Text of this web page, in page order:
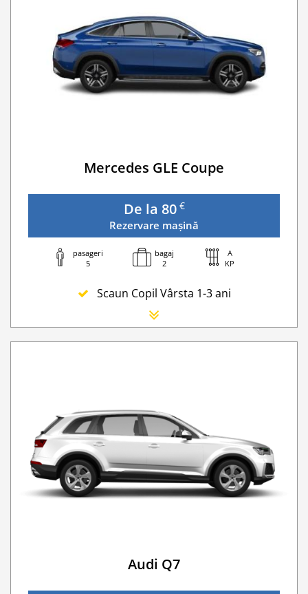
Serviciu premium de urgență pe drum
Traversarea frontierei Romania
Go Chisinau Airport Shuttle Bus Service And
Taxa spalatorie
Mercedes GLE Coupe
De la 80 €
Rezervare mașină
pasageri
5
bagaj
2
A
KP
Scaun Copil Vârsta 1-3 ani
Scaun Nou-nascut
WI-FI 4G nelimitat
Serviciu premium de urgență pe drum
Go Chisinau Airport Shuttle Bus Service And
Taxa spalatorie
Transfer Privat (sau „RMO Transfer”)
Audi Q7